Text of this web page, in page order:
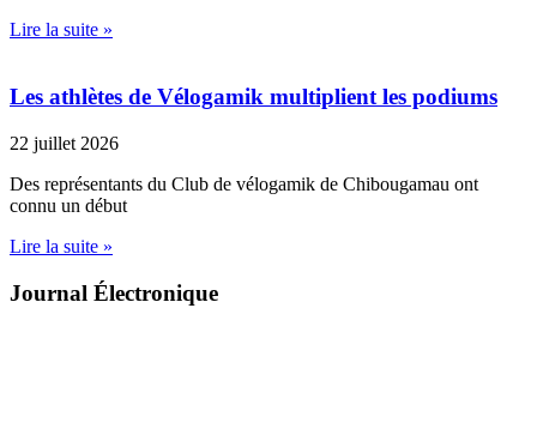
Lire la suite »
Les athlètes de Vélogamik multiplient les podiums
22 juillet 2026
Des représentants du Club de vélogamik de Chibougamau ont
connu un début
Lire la suite »
Journal Électronique